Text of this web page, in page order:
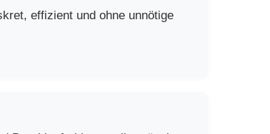
effizient und ohne unnötige